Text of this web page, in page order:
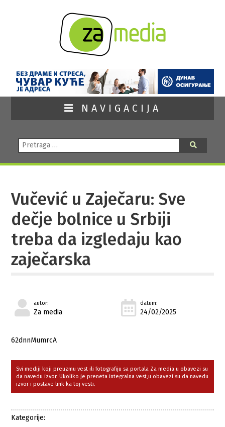
NAVIGACIJA
Pretraga:
Vučević u Zaječaru: Sve
dečje bolnice u Srbiji
treba da izgledaju kao
zaječarska
autor:
Za media
datum:
24/02/2025
62dnnMumrcA
Svi mediji koji preuzmu vest ili fotografiju sa portala Za media u obavezi su
da navedu izvor. Ukoliko je preneta integralna vest,u obavezi su da navedu
izvor i postave link ka toj vesti.
Kategorije: